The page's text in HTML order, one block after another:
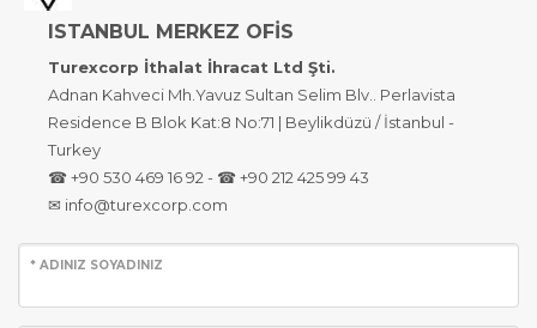
ISTANBUL MERKEZ OFİS
Turexcorp İthalat İhracat Ltd Şti.
Adnan Kahveci Mh.Yavuz Sultan Selim Blv.. Perlavista
Residence B Blok Kat:8 No:71 | Beylikdüzü / İstanbul -
Turkey
☎ +90 530 469 16 92 - ☎ +90 212 425 99 43
✉ info@turexcorp.com
* ADINIZ SOYADINIZ